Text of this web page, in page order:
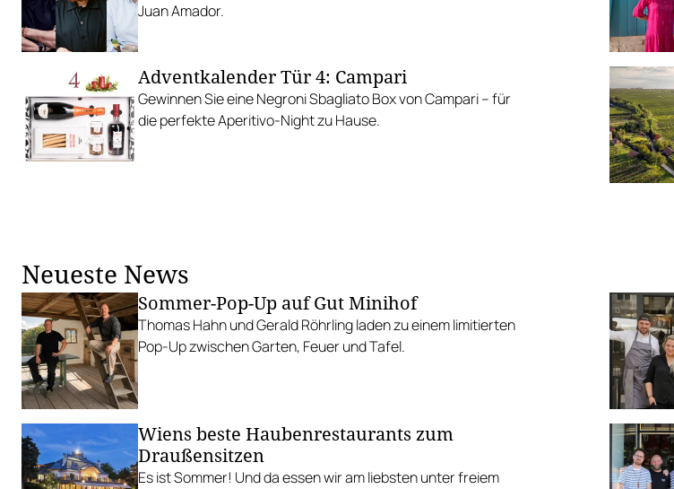
Juan Amador.
Adventkalender Tür 4: Campari
Gewinnen Sie eine Negroni Sbagliato Box von Campari – für
die perfekte Aperitivo-Night zu Hause.
Neueste News
Sommer-Pop-Up auf Gut Minihof
Thomas Hahn und Gerald Röhrling laden zu einem limitierten
Pop-Up zwischen Garten, Feuer und Tafel.
Wiens beste Haubenrestaurants zum
Draußensitzen
Es ist Sommer! Und da essen wir am liebsten unter freiem